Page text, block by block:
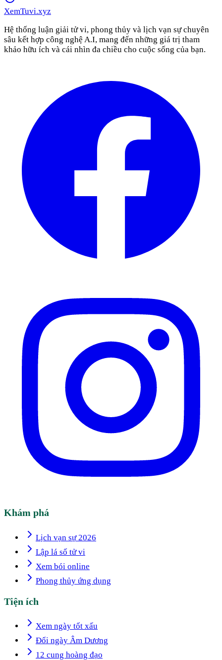
XemTuvi.xyz
Hệ thống luận giải tử vi, phong thủy và lịch vạn sự chuyên
sâu kết hợp công nghệ A.I, mang đến những giá trị tham
khảo hữu ích và cái nhìn đa chiều cho cuộc sống của bạn.
Khám phá
Lịch vạn sự 2026
Lập lá số tử vi
Xem bói online
Phong thủy ứng dụng
Tiện ích
Xem ngày tốt xấu
Đổi ngày Âm Dương
12 cung hoàng đạo